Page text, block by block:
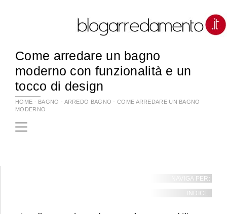
Come arredare un bagno
moderno con funzionalità e un
tocco di design
HOME - BAGNO - ARREDO BAGNO -COME ARREDARE UN BAGNO
MODERNO
NAVIGA PER:
INDICE: